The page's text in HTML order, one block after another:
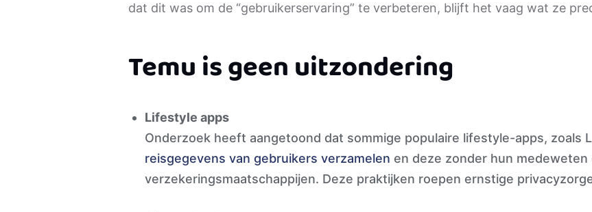
dat dit was om de “gebruikerservaring” te verbeteren, blijft het vaag wat ze
Temu is geen uitzondering
Lifestyle apps
Onderzoek heeft aangetoond dat sommige populaire lifestyle-apps, zoals
reisgegevens van gebruikers verzamelen en deze zonder hun
verzekeringsmaatschappijen. Deze praktijken roepen ernstige